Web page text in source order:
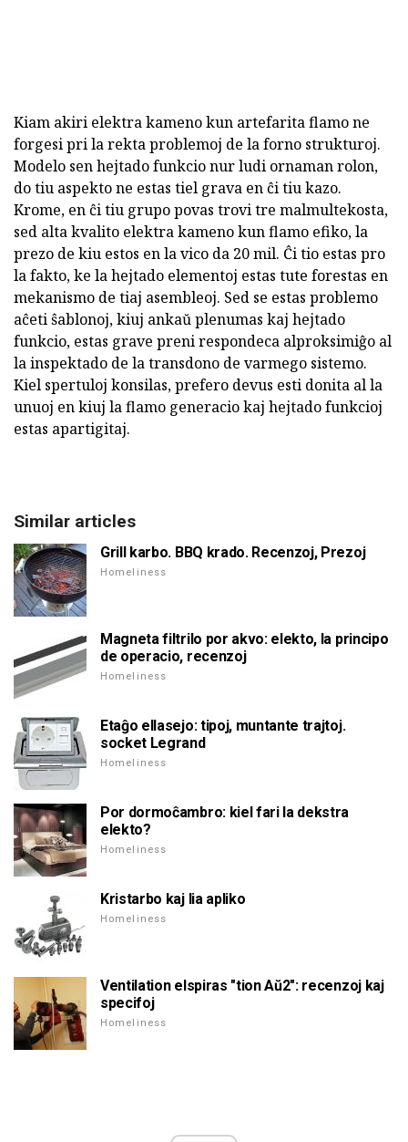
Kiam akiri elektra kameno kun artefarita flamo ne
forgesi pri la rekta problemoj de la forno strukturoj.
Modelo sen hejtado funkcio nur ludi ornaman rolon,
do tiu aspekto ne estas tiel grava en ĉi tiu kazo.
Krome, en ĉi tiu grupo povas trovi tre malmultekosta,
sed alta kvalito elektra kameno kun flamo efiko, la
prezo de kiu estos en la vico da 20 mil. Ĉi tio estas pro
la fakto, ke la hejtado elementoj estas tute forestas en
mekanismo de tiaj asembleoj. Sed se estas problemo
aĉeti ŝablonoj, kiuj ankaŭ plenumas kaj hejtado
funkcio, estas grave preni respondeca alproksimiĝo al
la inspektado de la transdono de varmego sistemo.
Kiel spertuloj konsilas, prefero devus esti donita al la
unuoj en kiuj la flamo generacio kaj hejtado funkcioj
estas apartigitaj.
Similar articles
Grill karbo. BBQ krado. Recenzoj, Prezoj
Homeliness
Magneta filtrilo por akvo: elekto, la principo
de operacio, recenzoj
Homeliness
Etaĝo ellasejo: tipoj, muntante trajtoj.
socket Legrand
Homeliness
Por dormoĉambro: kiel fari la dekstra
elekto?
Homeliness
Kristarbo kaj lia apliko
Homeliness
Ventilation elspiras "tion Aŭ2": recenzoj kaj
specifoj
Homeliness